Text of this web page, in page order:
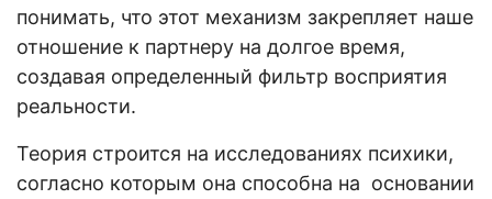
понимать, что этот механизм закрепляет наше
отношение к партнеру на долгое время,
создавая определенный фильтр восприятия
реальности.
Теория строится на исследованиях психики,
согласно которым она способна на основании